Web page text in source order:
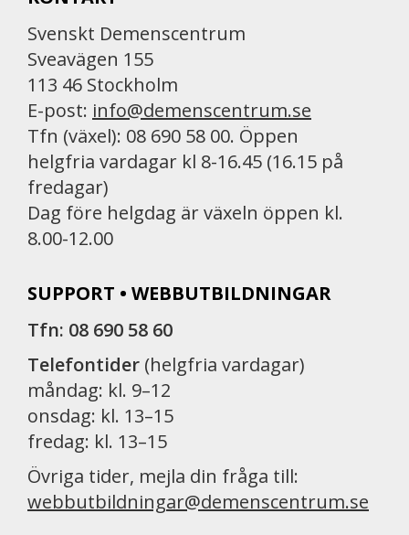
Svenskt Demenscentrum
Sveavägen 155
113 46 Stockholm
E-post: info@demenscentrum.se
Tfn (växel): 08 690 58 00. Öppen
helgfria vardagar kl 8-16.45 (16.15 på
fredagar)
Dag före helgdag är växeln öppen kl.
8.00-12.00
SUPPORT • WEBBUTBILDNINGAR
Tfn: 08 690 58 60
Telefontider (helgfria vardagar)
måndag: kl. 9–12
onsdag: kl. 13–15
fredag: kl. 13–15
Övriga tider, mejla din fråga till:
webbutbildningar@demenscentrum.se